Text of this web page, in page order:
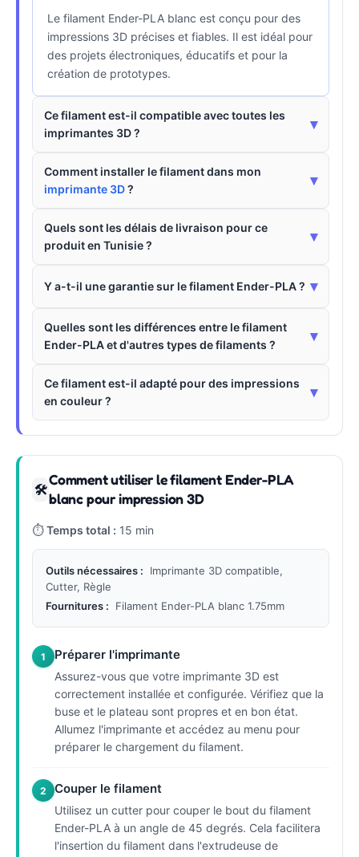
Le filament Ender-PLA blanc est conçu pour des
impressions 3D précises et fiables. Il est idéal pour
des projets électroniques, éducatifs et pour la
création de prototypes.
Ce filament est-il compatible avec toutes les
imprimantes 3D ?
▾
Comment installer le filament dans mon
imprimante 3D?
▾
Quels sont les délais de livraison pour ce
produit en Tunisie ?
▾
Y a-t-il une garantie sur le filament Ender-PLA ? ▾
Quelles sont les différences entre le filament
Ender-PLA et d'autres types de filaments ?
▾
Ce filament est-il adapté pour des impressions
en couleur ?
▾
🛠
Comment utiliser le filament Ender-PLA
blanc pour impression 3D
⏱Temps total : 15 min
Outils nécessaires :
Imprimante 3D compatible,
Cutter, Règle
Fournitures :
Filament Ender-PLA blanc 1.75mm
1 Préparer l'imprimante
Assurez-vous que votre imprimante 3D est
correctement installée et configurée. Vérifiez que la
buse et le plateau sont propres et en bon état.
Allumez l'imprimante et accédez au menu pour
préparer le chargement du filament.
2 Couper le filament
Utilisez un cutter pour couper le bout du filament
Ender-PLA à un angle de 45 degrés. Cela facilitera
l'insertion du filament dans l'extrudeuse de